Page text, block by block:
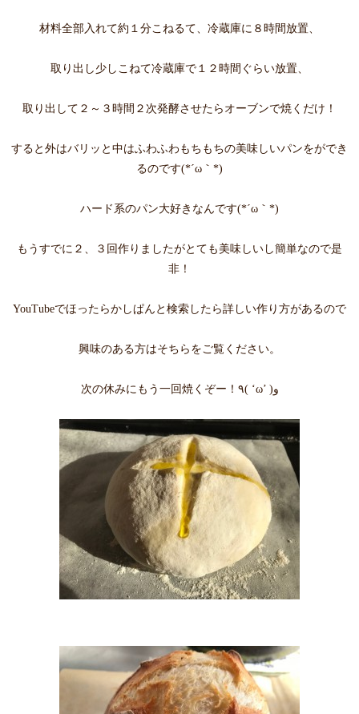
材料全部入れて約１分こねるて、冷蔵庫に８時間放置、
取り出し少しこねて冷蔵庫で１２時間ぐらい放置、
取り出して２～３時間２次発酵させたらオーブンで焼くだけ！
すると外はバリッと中はふわふわもちもちの美味しいパンをができ
るのです(*´ω｀*)
ハード系のパン大好きなんです(*´ω｀*)
もうすでに２、３回作りましたがとても美味しいし簡単なので是
非！
YouTubeでほったらかしぱんと検索したら詳しい作り方があるので
興味のある方はそちらをご覧ください。
次の休みにもう一回焼くぞー！٩( ‘ω’ )و